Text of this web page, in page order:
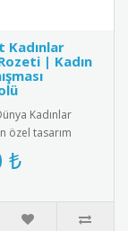
Kadınlar
| Kadın
Kadınlar
özel tasarım
dayanışmasını
simgeleyen şık
₺